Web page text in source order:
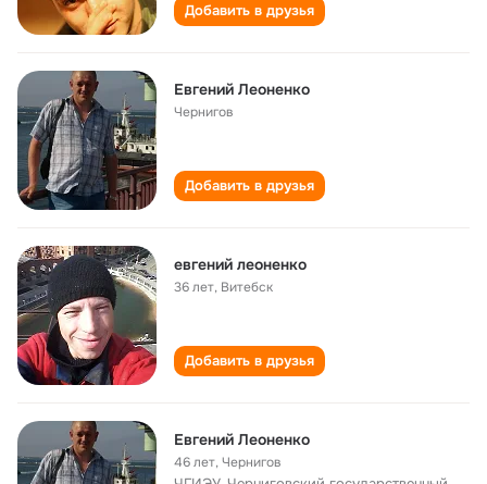
Добавить в друзья
Евгений Леоненко
Чернигов
Добавить в друзья
евгений леоненко
36 лет, Витебск
Добавить в друзья
Евгений Леоненко
46 лет,Чернигов